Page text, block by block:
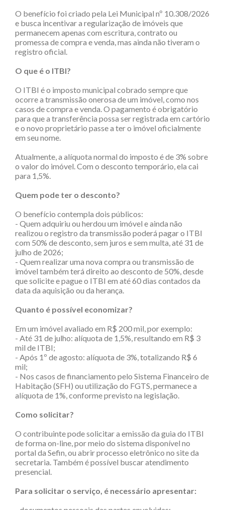
O benefício foi criado pela Lei Municipal nº 10.308/2026
e busca incentivar a regularização de imóveis que
permanecem apenas com escritura, contrato ou
promessa de compra e venda, mas ainda não tiveram o
registro oficial.
O que é o ITBI?
O ITBI é o imposto municipal cobrado sempre que
ocorre a transmissão onerosa de um imóvel, como nos
casos de compra e venda. O pagamento é obrigatório
para que a transferência possa ser registrada em cartório
e o novo proprietário passe a ter o imóvel oficialmente
em seu nome.
Atualmente, a alíquota normal do imposto é de 3% sobre
o valor do imóvel. Com o desconto temporário, ela cai
para 1,5%.
Quem pode ter o desconto?
O benefício contempla dois públicos:
- Quem adquiriu ou herdou um imóvel e ainda não
realizou o registro da transmissão poderá pagar o ITBI
com 50% de desconto, sem juros e sem multa, até 31 de
julho de 2026;
- Quem realizar uma nova compra ou transmissão de
imóvel também terá direito ao desconto de 50%, desde
que solicite e pague o ITBI em até 60 dias contados da
data da aquisição ou da herança.
Quanto é possível economizar?
Em um imóvel avaliado em R$ 200 mil, por exemplo:
- Até 31 de julho: alíquota de 1,5%, resultando em R$ 3
mil de ITBI;
- Após 1º de agosto: alíquota de 3%, totalizando R$ 6
mil;
- Nos casos de financiamento pelo Sistema Financeiro de
Habitação (SFH) ou utilização do FGTS, permanece a
alíquota de 1%, conforme previsto na legislação.
Como solicitar?
O contribuinte pode solicitar a emissão da guia do ITBI
de forma on-line, por meio do sistema disponível no
portal da Sefin, ou abrir processo eletrônico no site da
secretaria. Também é possível buscar atendimento
presencial.
Para solicitar o serviço, é necessário apresentar: